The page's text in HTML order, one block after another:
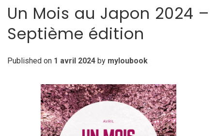
Un Mois au Japon 2024 –
Septième édition
Published on 1 avril 2024 by myloubook